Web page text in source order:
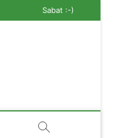
Sabat :-)